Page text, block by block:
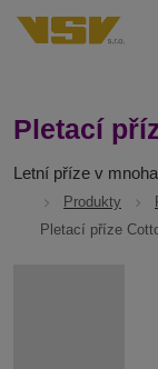
Pletací
Letní příze v
Produkty
Pletací příze